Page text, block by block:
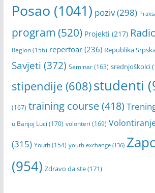
Posao (1041) poziv(298)
program (520) Projekti (217)
Region(156) repertoar(236) Republika
Savjeti (372) Seminar(163) srednjoškolci
stipendije(608)studenti
(167) training course(418)
u Banjoj Luci (170) volonteri (169)
(315) Youth(154) youth exchange(136)
(954) Zdravo da ste(171)